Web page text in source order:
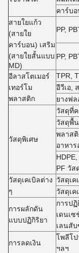
คาร์บอ
สายใยแก้ว
(สายใย
คาร์บอน) เสริม
(สายใยสั้นแบบ
MD)
PP,
PP,
อีลาสโตเมอร์
เทอร์โม
พลาสติก
TPR,
อีวีเอ,
ยางฟล
วัสดุพิเศษ
วัสดุที่
วัสดุพื้น
พลาสติ
อาหาร
PF วัส
วัสดุเคเบิลต่าง
ๆ
วัสดุเ
วัสดุเ
การผลักดัน
แบบปฏิกิริยา
การป
เดนเ
เลนสับ
การลดเงิน
โพลีโป
ฯลฯ